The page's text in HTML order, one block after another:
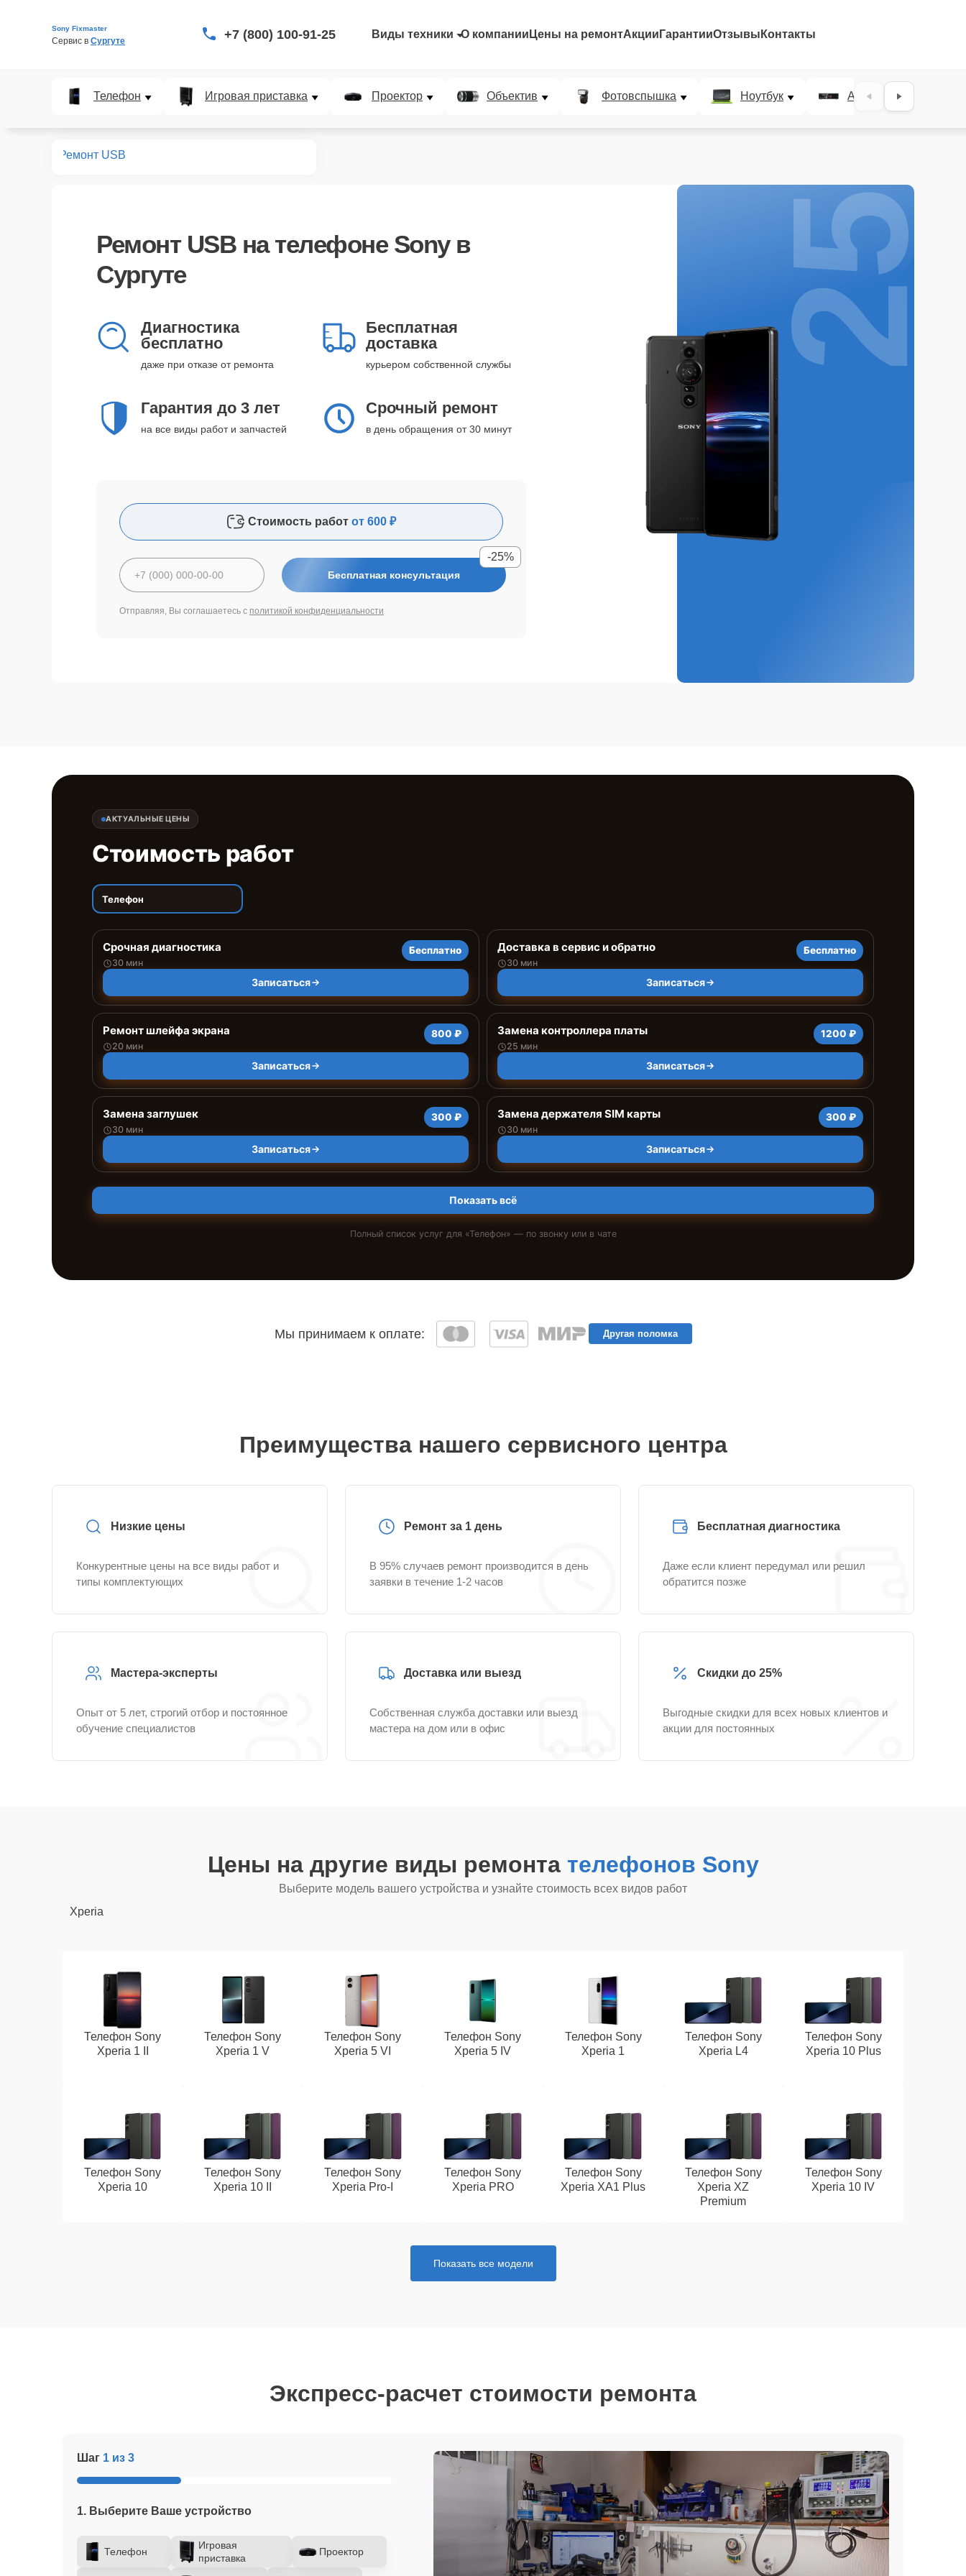
Sony Fixmaster
Сервис в Сургуте +7 (800) 100-91-25 Виды техники О компании Цены на ремонтАкции ГарантииОтзывы Контакты
Телефон Игровая приставка Проектор Объектив Фотовспышка Ноутбук AV-ресивер
Ремонт USB
Ремонт USBна телефоне Sony в
Сургуте
Диагностика
бесплатно
даже при отказе от ремонта
Бесплатная
доставка
курьером собственной службы
Гарантия до 3 лет
на все виды работ и запчастей
Срочный ремонт
в день обращения от 30 минут
Стоимость работ от 600 ₽
Бесплатная консультация
-25%
Отправляя, Вы соглашаетесь с политикой конфиденциальности
25%
АКТУАЛЬНЫЕ ЦЕНЫ
Стоимость работ
Телефон
Срочная диагностика
30 мин
Бесплатно
Записаться
Доставка в сервис и обратно
30 мин
Бесплатно
Записаться
Ремонт шлейфа экрана
20 мин
800 ₽
Записаться
Замена контроллера платы
25 мин
1200 ₽
Записаться
Замена заглушек
30 мин
300 ₽
Записаться
Замена держателя SIM карты
30 мин
300 ₽
Записаться
Показать всё
Полный список услуг для «Телефон» — по звонку или в чате
Мы принимаем к оплате: Другая поломка
Преимущества нашего сервисного центра
Низкие цены
Конкурентные цены на все виды работ и
типы комплектующих
Ремонт за 1 день
В 95% случаев ремонт производится в день
заявки в течение 1-2 часов
Бесплатная диагностика
Даже если клиент передумал или решил
обратится позже
Мастера-эксперты
Опыт от 5 лет, строгий отбор и постоянное
обучение специалистов
Доставка или выезд
Собственная служба доставки или выезд
мастера на дом или в офис
Скидки до 25%
Выгодные скидки для всех новых клиентов и
акции для постоянных
Цены на другие виды ремонта телефонов Sony
Выберите модель вашего устройства и узнайте стоимость всех видов работ
Xperia
Телефон Sony
Xperia 1 II
Телефон Sony
Xperia 1 V
Телефон Sony
Xperia 5 VI
Телефон Sony
Xperia 5 IV
Телефон Sony
Xperia 1
Телефон Sony
Xperia L4
Телефон Sony
Xperia 10 Plus
Телефон Sony
Xperia 10
Телефон Sony
Xperia 10 II
Телефон Sony
Xperia Pro‑I
Телефон Sony
Xperia PRO
Телефон Sony
Xperia XA1 Plus
Телефон Sony
Xperia XZ
Premium
Телефон Sony
Xperia 10 IV
Показать все модели
Экспресс-расчет стоимости ремонта
Шаг 1 из 3
1. Выберите Ваше устройство
Телефон
Игровая
приставка
Проектор